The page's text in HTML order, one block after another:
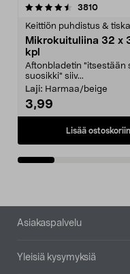
3810
Keittiön puhdistus &
Mikrokuituliina 32 x
kpl
Aftonbladetin "itsestään
suosikki" siiv...
Laji: Harmaa/beige
3,99
Lisää ostoskoriin
4.5viidestä
Alatunniste
Asiakaspalvelu
Yleisiä kysymyksiä